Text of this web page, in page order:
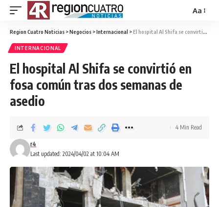
Aa
Region Cuatro Noticias >Negocios >Internacional >El hospital Al Shifa se convirtió en fosa común tras dos semanas de asedio
INTERNACIONAL
El hospital Al Shifa se convirtió en
fosa común tras dos semanas de
asedio
Last updated: 2024/04/02 at 10:04 AM
r4
4 Min Read